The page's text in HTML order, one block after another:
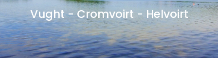
Vught - Cromvoirt - Helvoirt